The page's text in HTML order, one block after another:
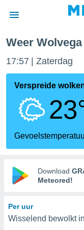
door
verstrekte
hoge
hebt de
voor
op basis
Weer Wolvega
17:57 Zaterdag
Verspreide
Download
Meteored!
Per uur
Wisselend bewolkt